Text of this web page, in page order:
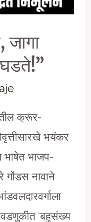
जागा
घडते!”
क्रूर-
भयंकर
भाषेत भाजप-
गोंडस नावाने
‘बहुसंख्य